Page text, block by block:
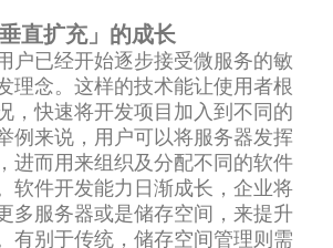
直扩充」的成长
户已经开始逐步接受微服务的敏
理念。这样的技术能让使用者根
，快速将开发项目加入到不同的
例来说，用户可以将服务器发挥
进而用来组织及分配不同的软件
软件开发能力日渐成长，企业将
多服务器或是储存空间，来提升
有别于传统，储存空间管理则需